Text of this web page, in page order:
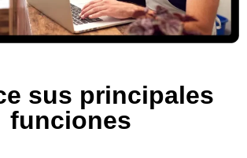
sus principales
funciones